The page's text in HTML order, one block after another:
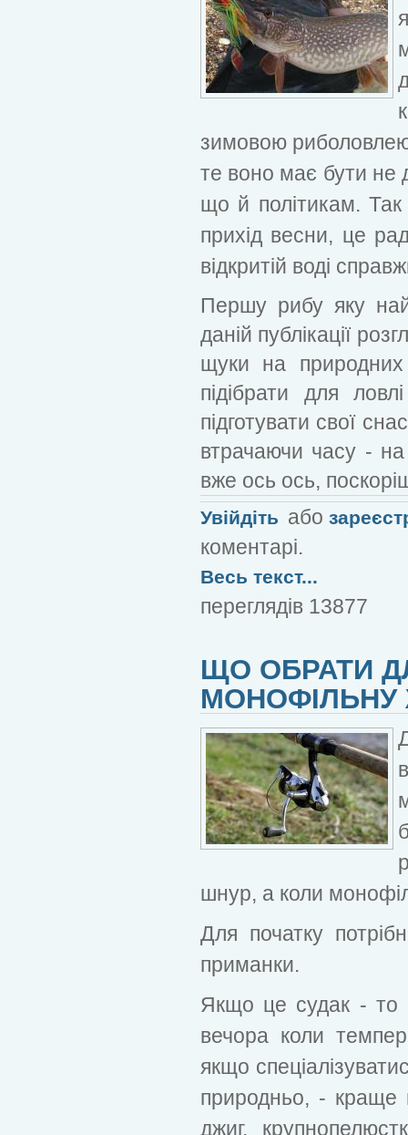
зимовою
те воно має бути не
що й політикам.
прихід весни, це
відкритій воді
Першу рибу яку
даній публікації
щуки на
підібрати для
підготувати свої
втрачаючи часу -
вже ось ось,
Увійдіть або
коментарі.
Весь текст...
переглядів 13877
ЩО ОБРАТИ
МОНОФІЛЬНУ
шнур, а коли
Для початку
приманки.
Якщо це судак - то
вечора коли
якщо
природньо, - краще
джиг,